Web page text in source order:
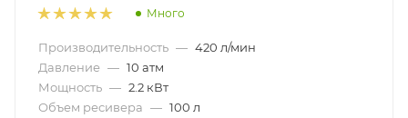
Много
Производительность — 420 л/мин
Давление — 10 атм
Мощность — 2.2 кВт
Объем ресивера — 100 л